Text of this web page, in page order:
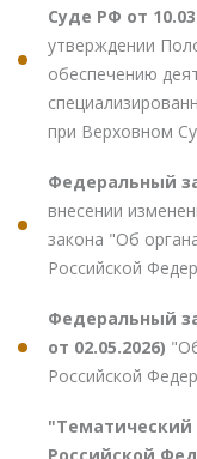
Суде РФ от
утверждении
обеспечению
при Верховном
Федеральный
внесении
закона "Об
Российской
Федеральный
от 02.05.2026)
Российской
"Тематический
Российской